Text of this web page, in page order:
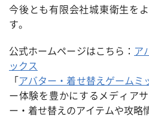
今後とも有限会社城東衛生を
す。
公式ホームページはこちら： ア
ックス
「 アバター・着せ替えゲームミ
ー体験を豊かにするメディアサ
ー・ 着せ替えのアイテムや攻略